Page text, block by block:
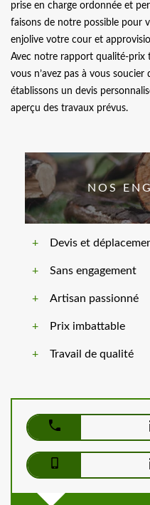
prise en charge ordonnée et
faisons de notre possible pour
enjolive votre cour et
Avec notre rapport qualité-prix
vous n’avez pas à vous
établissons un devis
aperçu des travaux prévus.
NOS
Devis et
Sans engagement
Artisan passionné
Prix imbattable
Travail de qualité